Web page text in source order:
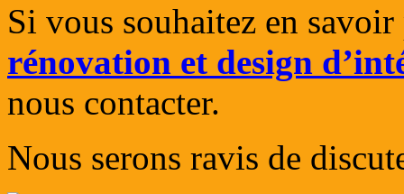
Si vous souhaitez en
rénovation et design
nous contacter.
Nous serons ravis de